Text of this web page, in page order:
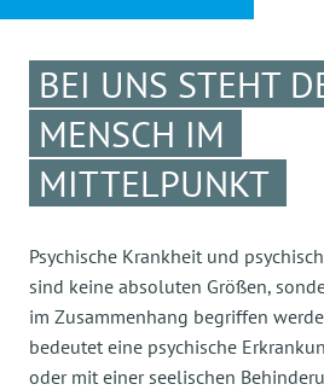
BEI UNS STEHT
MENSCH IM
MITTELPUNKT
Psychische Krankheit und
sind keine absoluten Größen,
im Zusammenhang begriffen
bedeutet eine psychische
oder mit einer seelischen